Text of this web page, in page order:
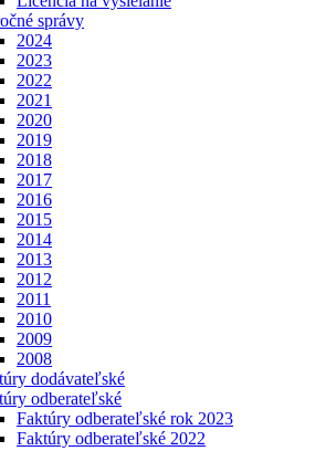
správy
2024
2023
2022
2021
2020
2019
2018
2017
2016
2015
2014
2013
2012
2011
2010
2009
2008
dodávateľské
odberateľské
Faktúry odberateľské rok 2023
Faktúry odberateľské 2022